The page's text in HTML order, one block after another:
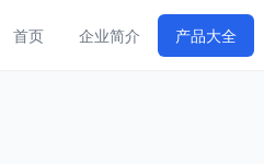
首页 企业简介 产品大全